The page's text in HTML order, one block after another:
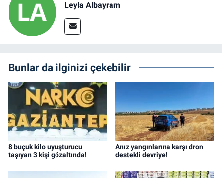
Leyla Albayram
Bunlar da ilginizi çekebilir
8 buçuk kilo uyuşturucu
taşıyan 3 kişi gözaltında!
Anız yangınlarına karşı dron
destekli devriye!